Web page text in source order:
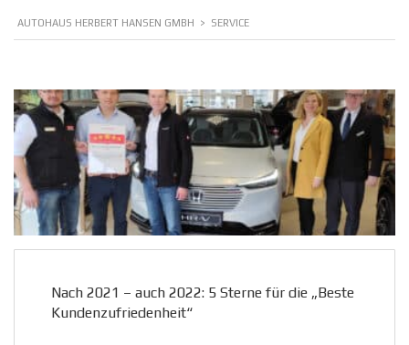
AUTOHAUS HERBERT HANSEN GMBH > SERVICE
Nach 2021 – auch 2022: 5 Sterne für die „Beste
Kundenzufriedenheit“